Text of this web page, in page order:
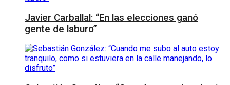
Javier Carballal: “En las elecciones ganó
gente de laburo”